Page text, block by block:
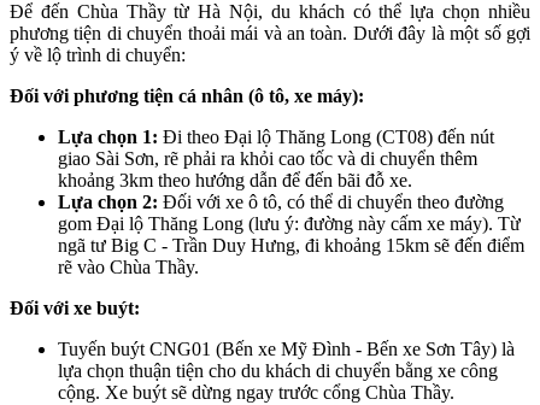
Để đến Chùa Thầy từ Hà Nội, du khách có thể lựa chọn nhiều
phương tiện di chuyển thoải mái và an toàn. Dưới đây là một số gợi
ý về lộ trình di chuyển:
Đối với phương tiện cá nhân (ô tô, xe máy):
Lựa chọn 1: Đi theo Đại lộ Thăng Long (CT08) đến nút
giao Sài Sơn, rẽ phải ra khỏi cao tốc và di chuyển thêm
khoảng 3km theo hướng dẫn để đến bãi đỗ xe.
Lựa chọn 2: Đối với xe ô tô, có thể di chuyển theo đường
gom Đại lộ Thăng Long (lưu ý: đường này cấm xe máy). Từ
ngã tư Big C - Trần Duy Hưng, đi khoảng 15km sẽ đến điểm
rẽ vào Chùa Thầy.
Đối với xe buýt:
Tuyến buýt CNG01 (Bến xe Mỹ Đình - Bến xe Sơn Tây) là
lựa chọn thuận tiện cho du khách di chuyển bằng xe công
cộng. Xe buýt sẽ dừng ngay trước cổng Chùa Thầy.